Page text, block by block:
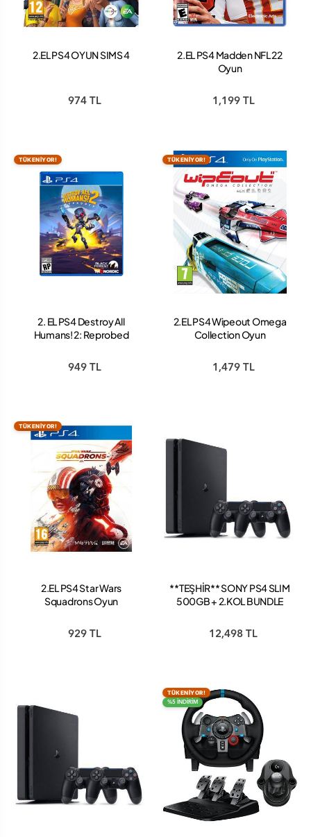
2.EL PS4 OYUN SIMS 4
974 TL
2.EL PS4 Madden NFL 22
Oyun
1,199 TL
TÜKENİYOR!
2. EL PS4 Destroy All
Humans! 2: Reprobed
949 TL
TÜKENİYOR!
2.EL PS4 Wipeout Omega
Collection Oyun
1,479 TL
TÜKENİYOR!
2.EL PS4 Star Wars
Squadrons Oyun
929 TL
**TEŞHİR** SONY PS4 SLIM
500GB + 2.KOL BUNDLE
12,498 TL
TÜKENİYOR!
%5 İNDİRİM